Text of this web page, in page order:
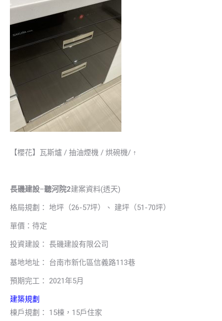
【櫻花】瓦斯爐 / 抽油煙機 / 烘碗機/ ↑
長磯建設–聽河院2建案資料(透天)
格局規劃： 地坪（26-57坪）、 建坪（51-70坪）
單價：待定
投資建設： 長磯建設有限公司
基地地址： 台南市新化區信義路113巷
預期完工： 2021年5月
建築規劃
棟戶規劃： 15棟，15戶住家